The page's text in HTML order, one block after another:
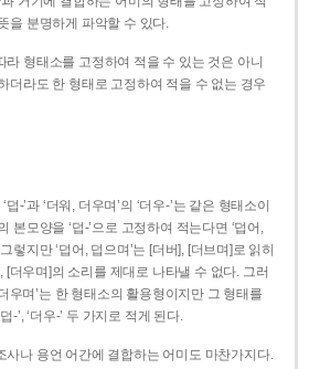
을 분명하게 파악할 수 있다.
라 형태소를 고정하여 적을 수 있는 것은 아니
더라도 한 형태로 고정하여 적을 수 없는 경우
덥-­’과 ‘더워, 더우며’의 ‘더우-­’는 같은 형태소이
본모양을 ‘덥-­’으로 고정하여 적는다면 ‘덥어,
렇지만 ‘덥어, 덥으며’는 [더버], [더브며]로 읽히
[더우며]의 소리를 제대로 나타낼 수 없다. 그러
우며’는 한 형태소의 활용형이지만 그 형태를
-’, ‘더우-’ 두 가지로 적게 된다.
사나 용언 어간에 결합하는 어미도 마찬가지다.